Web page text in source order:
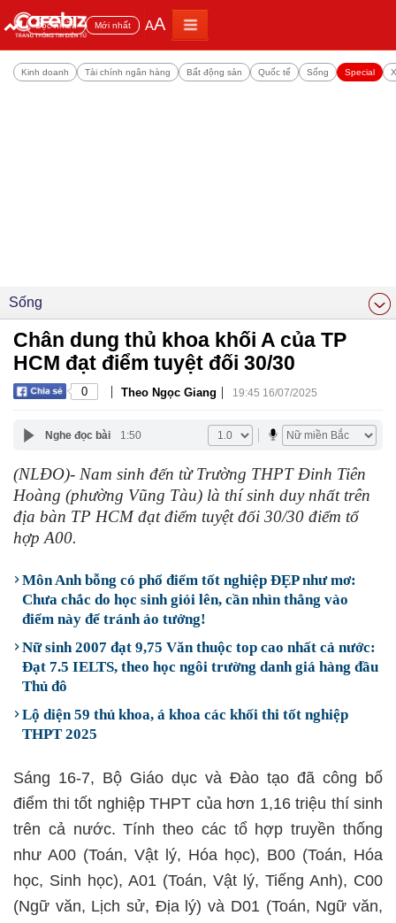
Đọc nhiều Mới nhất AA
Kinh doanh Tài chính ngân hàng Bất động sản Quốc tế Sống Special
Sống
Chân dung thủ khoa khối A của TP
HCM đạt điểm tuyệt đối 30/30
0 | Theo Ngọc Giang | 19:45 16/07/2025
Nghe đọc bài 1:50
(NLĐO)- Nam sinh đến từ Trường THPT Đinh Tiên
Hoàng (phường Vũng Tàu) là thí sinh duy nhất trên
địa bàn TP HCM đạt điểm tuyệt đối 30/30 điểm tổ
hợp A00.
Môn Anh bỗng có phổ điểm tốt nghiệp ĐẸP như mơ:
Chưa chắc do học sinh giỏi lên, cần nhìn thẳng vào
điểm này để tránh ảo tưởng!
Nữ sinh 2007 đạt 9,75 Văn thuộc top cao nhất cả nước:
Đạt 7.5 IELTS, theo học ngôi trường danh giá hàng đầu
Thủ đô
Lộ diện 59 thủ khoa, á khoa các khối thi tốt nghiệp
THPT 2025
Sáng 16-7, Bộ Giáo dục và Đào tạo đã công bố
điểm thi tốt nghiệp THPT của hơn 1,16 triệu thí sinh
trên cả nước. Tính theo các tổ hợp truyền thống
như A00 (Toán, Vật lý, Hóa học), B00 (Toán, Hóa
học, Sinh học), A01 (Toán, Vật lý, Tiếng Anh), C00
(Ngữ văn, Lịch sử, Địa lý) và D01 (Toán, Ngữ văn,